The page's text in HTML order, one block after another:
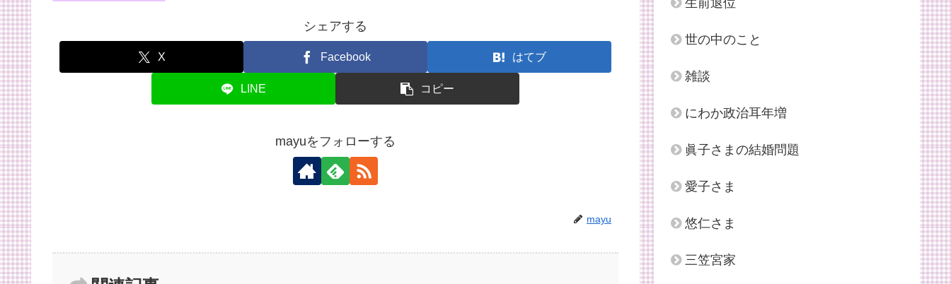
シェアする
X Facebook はてブ
LINE コピー
mayuをフォローする
mayu
生前退位
世の中のこと
雑談
にわか政治耳年増
眞子さまの結婚問題
愛子さま
悠仁さま
三笠宮家